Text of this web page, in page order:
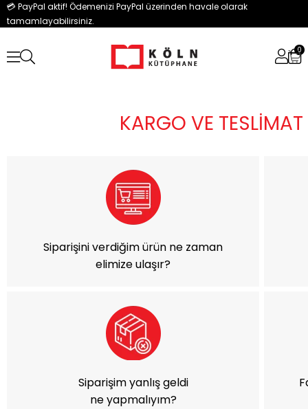
💳 PayPal aktif! Ödemenizi PayPal üzerinden havale olarak
tamamlayabilirsiniz.
0
KARGO VE TESLİMAT
Siparişini verdiğim ürün ne zaman
elimize ulaşır?
Siparişim yanlış geldi
ne yapmalıyım?